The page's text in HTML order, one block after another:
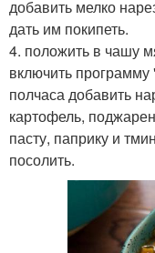
добавить мелко
дать им покипеть.
4. положить в чашу
включить
полчаса добавить
картофель,
пасту, паприку и
посолить.